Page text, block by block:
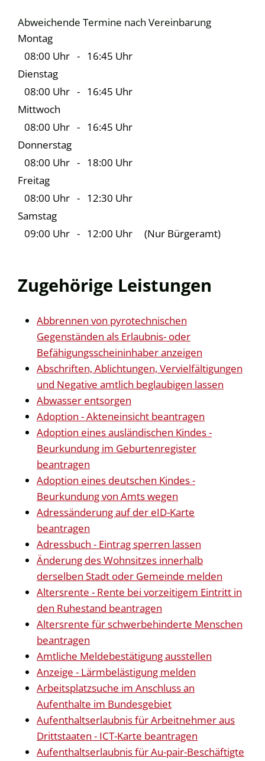
Abweichende Termine nach Vereinbarung
Montag
08:00 Uhr - 16:45 Uhr
Dienstag
08:00 Uhr - 16:45 Uhr
Mittwoch
08:00 Uhr - 16:45 Uhr
Donnerstag
08:00 Uhr - 18:00 Uhr
Freitag
08:00 Uhr - 12:30 Uhr
Samstag
09:00 Uhr - 12:00 Uhr (Nur Bürgeramt)
Zugehörige Leistungen
Abbrennen von pyrotechnischen
Gegenständen als Erlaubnis- oder
Befähigungsscheininhaber anzeigen
Abschriften, Ablichtungen, Vervielfältigungen
und Negative amtlich beglaubigen lassen
Abwasser entsorgen
Adoption - Akteneinsicht beantragen
Adoption eines ausländischen Kindes -
Beurkundung im Geburtenregister
beantragen
Adoption eines deutschen Kindes -
Beurkundung von Amts wegen
Adressänderung auf der eID-Karte
beantragen
Adressbuch - Eintrag sperren lassen
Änderung des Wohnsitzes innerhalb
derselben Stadt oder Gemeinde melden
Altersrente - Rente bei vorzeitigem Eintritt in
den Ruhestand beantragen
Altersrente für schwerbehinderte Menschen
beantragen
Amtliche Meldebestätigung ausstellen
Anzeige - Lärmbelästigung melden
Arbeitsplatzsuche im Anschluss an
Aufenthalte im Bundesgebiet
Aufenthaltserlaubnis für Arbeitnehmer aus
Drittstaaten - ICT-Karte beantragen
Aufenthaltserlaubnis für Au-pair-Beschäftigte